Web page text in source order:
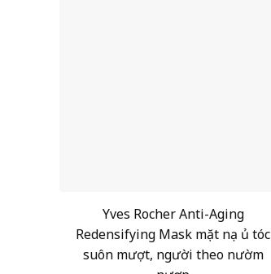
Yves Rocher Anti-Aging
Redensifying Mask mặt nạ ủ tóc
suôn mượt, người theo nườm